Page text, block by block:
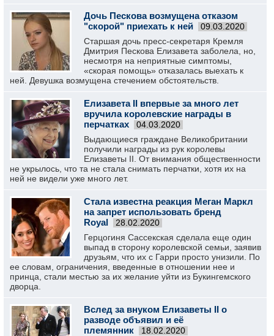
Дочь Пескова возмущена отказом
"скорой" приехать к ней
09.03.2020
Старшая дочь пресс-секретаря Кремля
Дмитрия Пескова Елизавета заболела, но,
несмотря на неприятные симптомы,
«скорая помощь» отказалась выехать к
ней. Девушка возмущена стечением обстоятельств.
Елизавета II впервые за много лет
вручила королевские награды в
перчатках
04.03.2020
Выдающиеся граждане Великобритании
получили награды из рук королевы
Елизаветы II. От внимания общественности
не укрылось, что та не стала снимать перчатки, хотя их на
ней не видели уже много лет.
Стала известна реакция Меган Маркл
на запрет использовать бренд
Royal
28.02.2020
Герцогиня Сассекская сделала еще один
выпад в сторону королевской семьи, заявив
друзьям, что их с Гарри просто унизили. По
ее словам, ограничения, введенные в отношении нее и
принца, стали местью за их желание уйти из Букингемского
дворца.
Вслед за внуком Елизаветы II о
разводе объявил и её
племянник
18.02.2020